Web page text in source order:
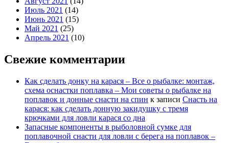
Июль 2021 (14)
Июнь 2021 (15)
Май 2021 (25)
Апрель 2021 (10)
Свежие комментарии
Как сделать донку на карася – Все о рыбалке: монтаж,
схема оснастки поплавка – Мои советы о рыбалке на
поплавок и донные снасти на спин к записи Снасть на
карася: как сделать донную закидушку с тремя
крючками для ловли карася со дна
Запасные компоненты в рыболовной сумке для
поплавочной снасти для ловли с берега на поплавок –